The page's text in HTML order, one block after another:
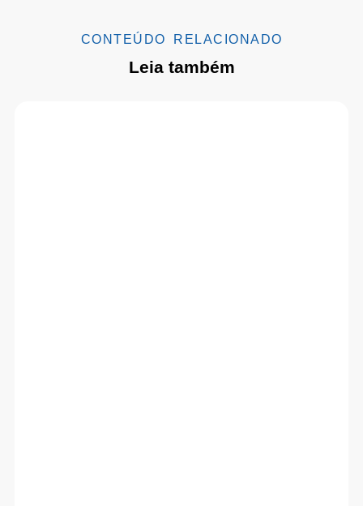
CONTEÚDO RELACIONADO
Leia também